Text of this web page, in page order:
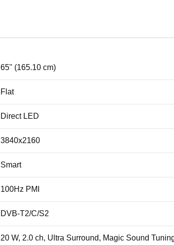
65" (165.10 cm)
Flat
Direct LED
3840x2160
Smart
100Hz PMI
DVB-T2/C/S2
20 W, 2.0 ch, Ultra Surround, Magic Sound